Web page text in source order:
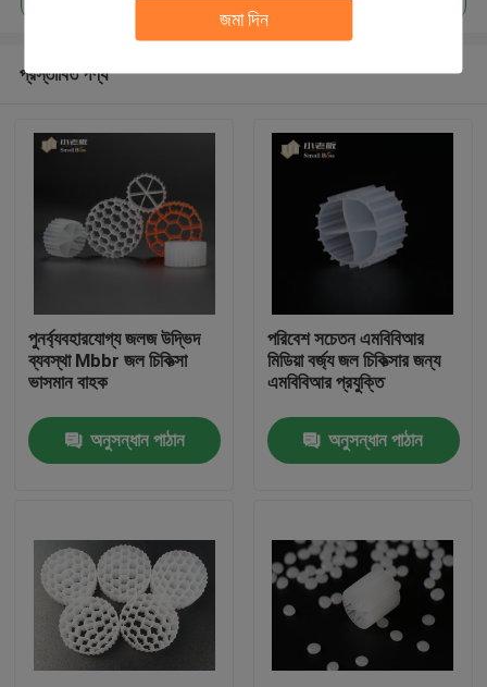
জমা দিন
পণ্য
আমাদের সম্পর্কে
প্রস্তাবিত পণ্য
পুনর্ব্যবহারযোগ্য জলজ উদ্ভিদ
ব্যবস্থা Mbbr জল চিকিত্সা
ভাসমান বাহক
অনুসন্ধান পাঠান
পরিবেশ সচেতন এমবিবিআর
মিডিয়া বর্জ্য জল চিকিত্সার জন্য
এমবিবিআর প্রযুক্তি
অনুসন্ধান পাঠান